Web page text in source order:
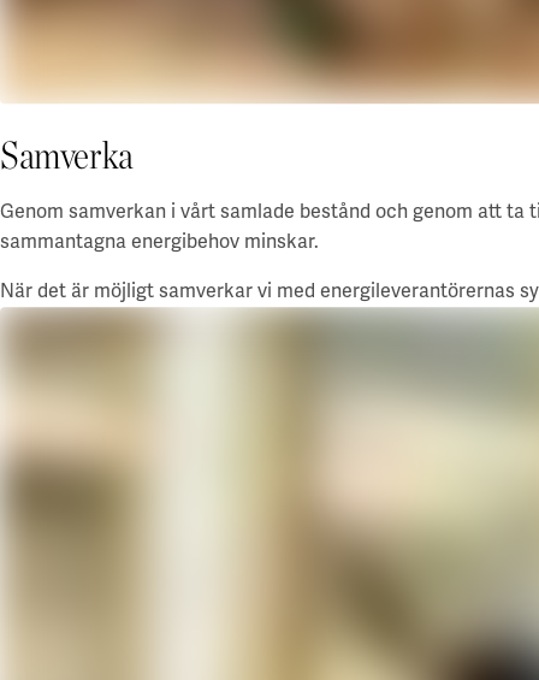
Samverka
Genom samverkan i vårt samlade bestånd och genom att
sammantagna energibehov minskar.
När det är möjligt samverkar vi med energileverantörernas